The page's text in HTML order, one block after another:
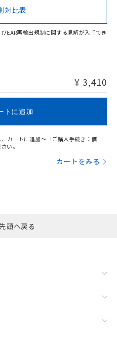
可能性があります。
対比表
EAR再輸出規制に関する見解が入手でき
¥ 3,410
トに追加
カートに追加～「ご購入手続き：価
い。
カートをみる
頭へ戻る